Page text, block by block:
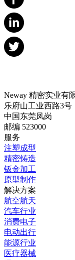
Neway 精密实业有
乐府山工业西路3号
中国东莞凤岗
邮编 523000
服务
注塑成型
精密铸造
钣金加工
原型制作
解决方案
航空航天
汽车行业
消费电子
电动出行
能源行业
医疗器械